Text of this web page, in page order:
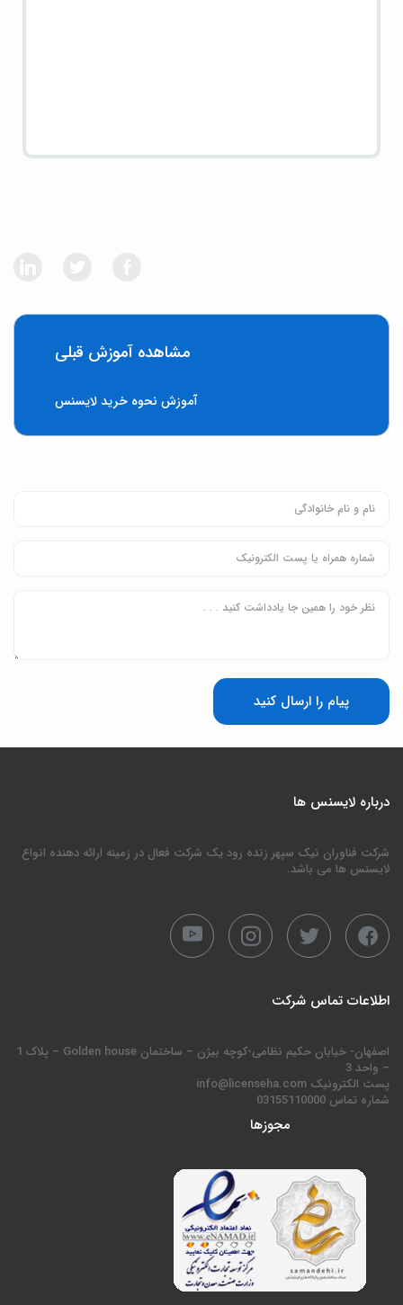
مشاهده آموزش قبلی
آموزش نحوه خرید لایسنس
پیام را ارسال کنید
درباره لایسنس ها
شرکت فناوران نیک سپهر زنده رود یک شرکت فعال در زمینه ارائه دهنده انواع
لایسنس ها می باشد.
اطلاعات تماس شرکت
اصفهان- خیابان حکیم نظامی-کوچه بیژن – ساختمان Golden house – پلاک 1
– واحد 3
پست الکترونیک info@licenseha.com
شماره تماس 03155110000
مجوزها